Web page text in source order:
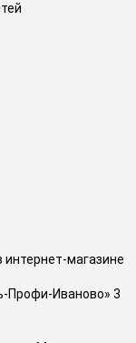
магазине
Профи-Иваново» 3